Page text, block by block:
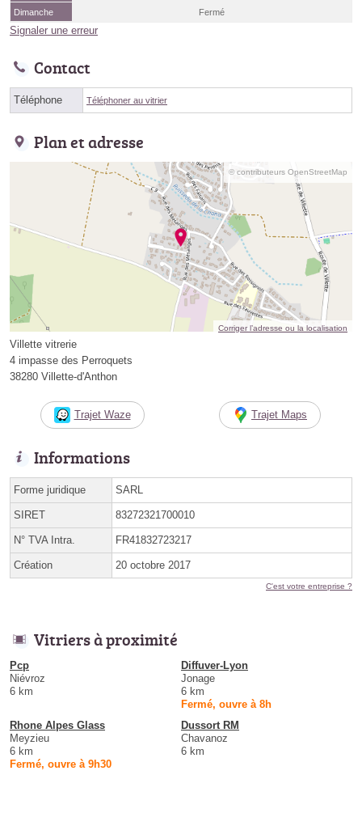
Dimanche
Fermé
Signaler une erreur
Contact
Téléphone Téléphoner au vitrier
Plan et adresse
© contributeurs OpenStreetMap
Corriger l’adresse ou la localisation
Villette vitrerie
4 impasse des Perroquets
38280 Villette-d'Anthon
Trajet Waze Trajet Maps
Informations
Forme juridique SARL
SIRET 83272321700010
N° TVA Intra. FR41832723217
Création 20 octobre 2017
C'est votre entreprise ?
Vitriers à proximité
Pcp
Niévroz
6 km
Diffuver-Lyon
Jonage
6 km
Fermé, ouvre à 8h
Rhone Alpes Glass
Meyzieu
6 km
Fermé, ouvre à 9h30
Dussort RM
Chavanoz
6 km